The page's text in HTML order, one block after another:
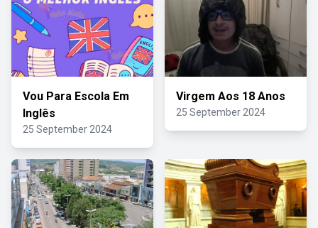
Vou Para Escola Em
Inglês
25 September 2024
Virgem Aos 18 Anos
25 September 2024